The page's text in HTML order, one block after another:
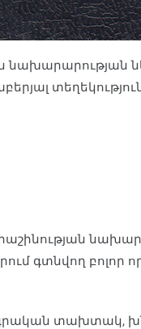
գտնվող բոլոր
տախտակ,